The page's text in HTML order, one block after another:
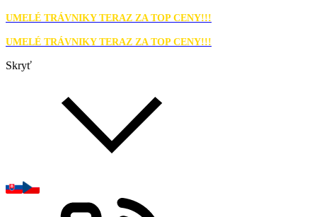
UMELÉ TRÁVNIKY TERAZ ZA TOP CENY!!!
UMELÉ TRÁVNIKY TERAZ ZA TOP CENY!!!
Skryť